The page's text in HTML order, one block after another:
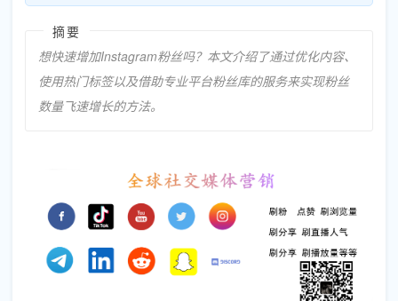
摘要
想快速增加Instagram粉丝吗？本文介绍了通过优化内容、
使用热门标签以及借助专业平台粉丝库的服务来实现粉丝
数量飞速增长的方法。